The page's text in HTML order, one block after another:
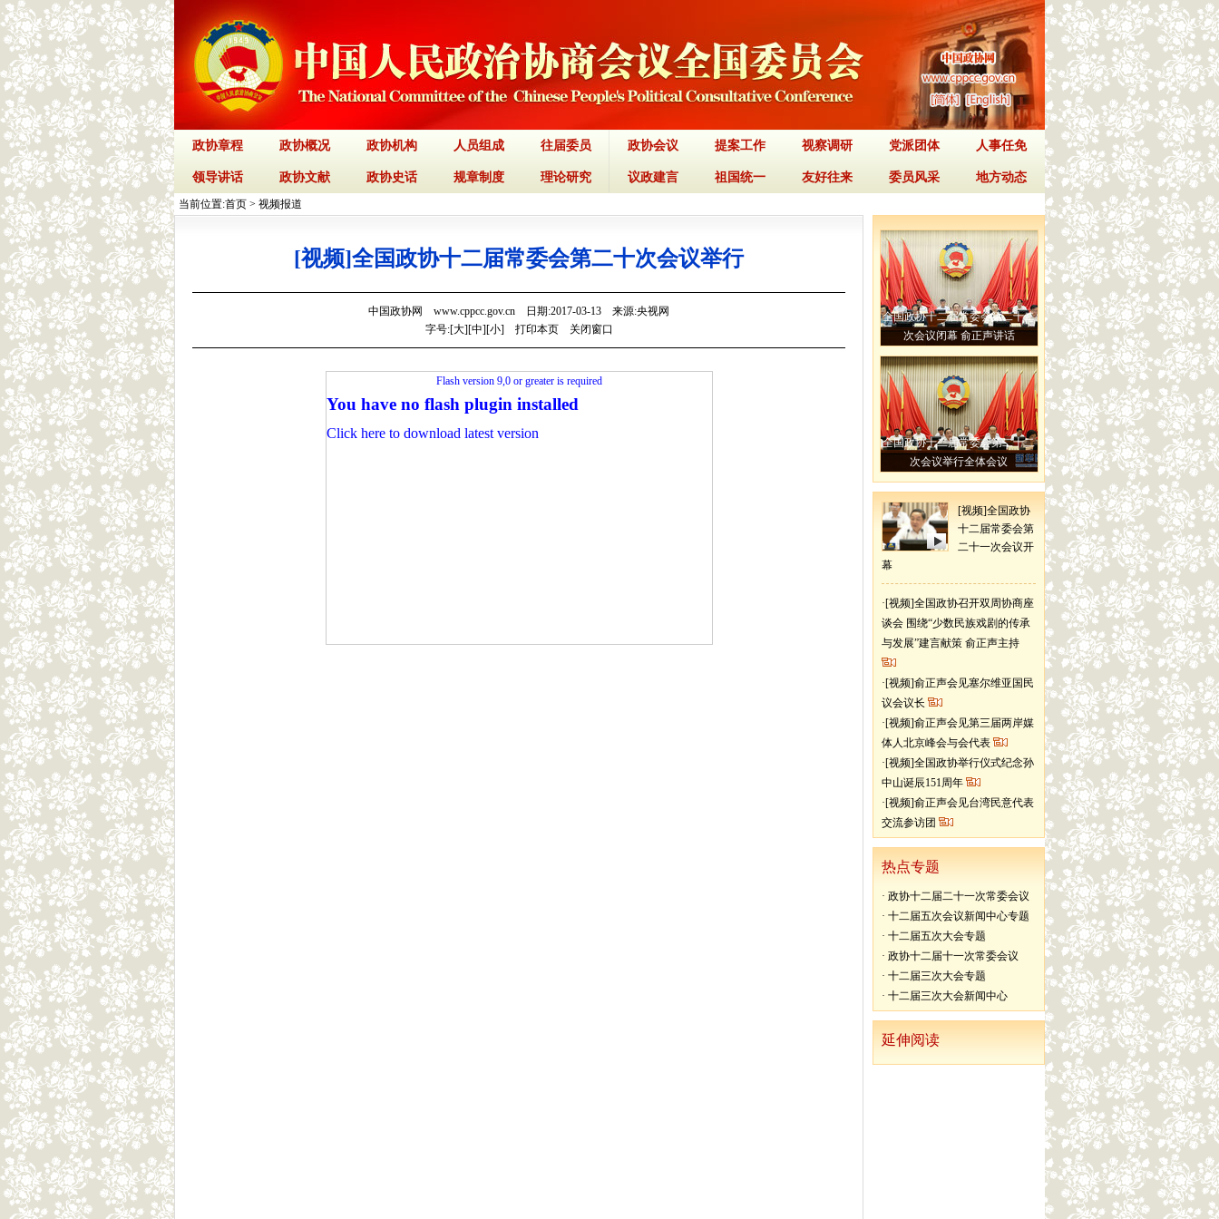
政协章程 政协概况 政协机构 人员组成 往届委员
领导讲话 政协文献 政协史话 规章制度 理论研究
政协会议 提案工作 视察调研 党派团体 人事任免
议政建言 祖国统一 友好往来 委员风采 地方动态
当前位置:首页 > 视频报道
[视频]全国政协十二届常委会第二十次会议举行
中国政协网 www.cppcc.gov.cn 日期:2017-03-13 来源:央视网
字号:[大][中][小] 打印本页 关闭窗口
Flash version 9,0 or greater is required
You have no flash plugin installed
Click here to download latest version
全国政协十二届常委会第二十二
次会议闭幕 俞正声讲话
全国政协十二届常委会第二十二
次会议举行全体会议
[视频]全国政协
十二届常委会第
二十一次会议开
幕
·[视频]全国政协召开双周协商座
谈会 围绕“少数民族戏剧的传承
与发展”建言献策 俞正声主持
·[视频]俞正声会见塞尔维亚国民
议会议长
·[视频]俞正声会见第三届两岸媒
体人北京峰会与会代表
·[视频]全国政协举行仪式纪念孙
中山诞辰151周年
·[视频]俞正声会见台湾民意代表
交流参访团
热点专题
·政协十二届二十一次常委会议
·十二届五次会议新闻中心专题
·十二届五次大会专题
·政协十二届十一次常委会议
·十二届三次大会专题
·十二届三次大会新闻中心
延伸阅读